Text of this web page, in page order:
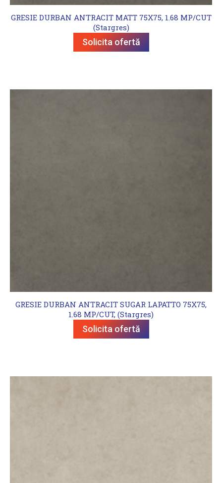
GRESIE DURBAN ANTRACIT MATT 75X75, 1.68 MP/CUT
(Stargres)
Solicita ofertă
GRESIE DURBAN ANTRACIT SUGAR LAPATTO 75X75,
1.68 MP/CUT, (Stargres)
Solicita ofertă